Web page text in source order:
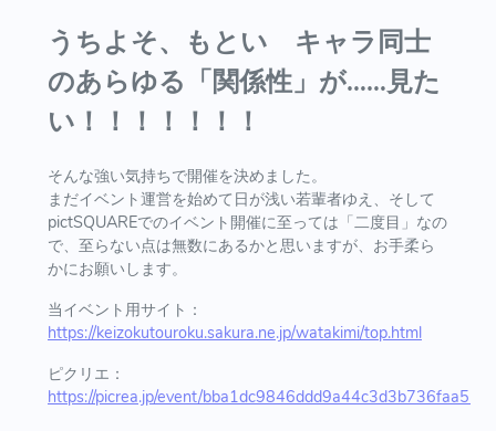
うちよそ、もとい キャラ同士
のあらゆる「関係性」が……見た
い！！！！！！！
そんな強い気持ちで開催を決めました。
まだイベント運営を始めて日が浅い若輩者ゆえ、そして
pictSQUAREでのイベント開催に至っては「二度目」なの
で、至らない点は無数にあるかと思いますが、お手柔ら
かにお願いします。
当イベント用サイト：
https://keizokutouroku.sakura.ne.jp/watakimi/top.html
ピクリエ：
https://picrea.jp/event/